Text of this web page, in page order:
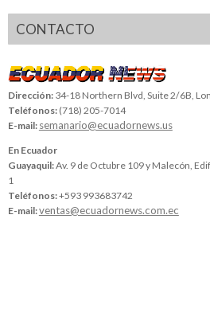
CONTACTO
Dirección: 34-18 Northern Blvd, Suite 2/6B,
Teléfonos: (718) 205-7014
E-mail: semanario@ecuadornews.us
En Ecuador
Guayaquil:Av. 9 de Octubre 109 y Malecón,
1
Teléfonos:+593 993683742
E-mail:ventas@ecuadornews.com.ec